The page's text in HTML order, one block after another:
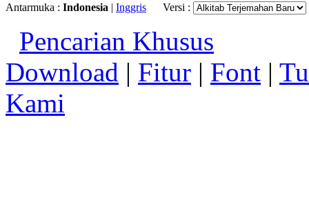
Antarmuka : Indonesia | Inggris Versi :
Pencarian Khusus
Download | Fitur | Font |
Kami